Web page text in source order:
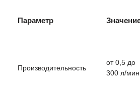
Параметр
Производительность
от 0,5 до
300 л/мин